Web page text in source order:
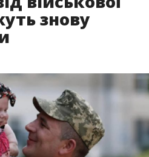
знову